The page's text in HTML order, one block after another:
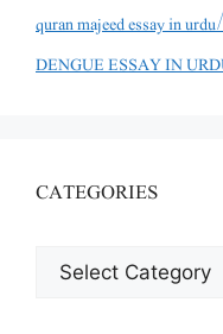
CATEGORIES
CATEGORIES